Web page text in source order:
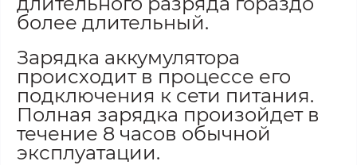
более длительный.
Зарядка аккумулятора
происходит в процессе его
подключения к сети питания.
Полная зарядка произойдет в
течение 8 часов обычной
эксплуатации.